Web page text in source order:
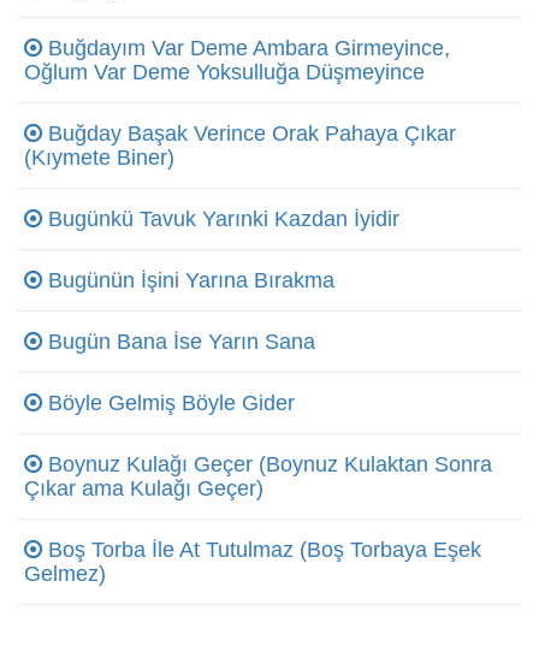
Buğdayım Var Deme Ambara Girmeyince,
Oğlum Var Deme Yoksulluğa Düşmeyince
Buğday Başak Verince Orak Pahaya Çıkar
(Kıymete Biner)
Bugünkü Tavuk Yarınki Kazdan İyidir
Bugünün İşini Yarına Bırakma
Bugün Bana İse Yarın Sana
Böyle Gelmiş Böyle Gider
Boynuz Kulağı Geçer (Boynuz Kulaktan Sonra
Çıkar ama Kulağı Geçer)
Boş Torba İle At Tutulmaz (Boş Torbaya Eşek
Gelmez)